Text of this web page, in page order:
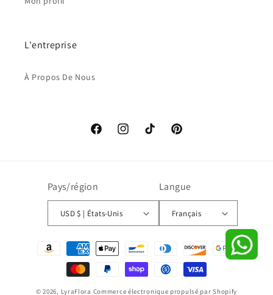
L'entreprise
À Propos De Nous
FacebookInstagramTikTok Pinterest
Pays/région
USD $ | États-Unis
Langue
Français
Moyens
© 2026, LyraFlora Commerce électronique propulsé par Shopify